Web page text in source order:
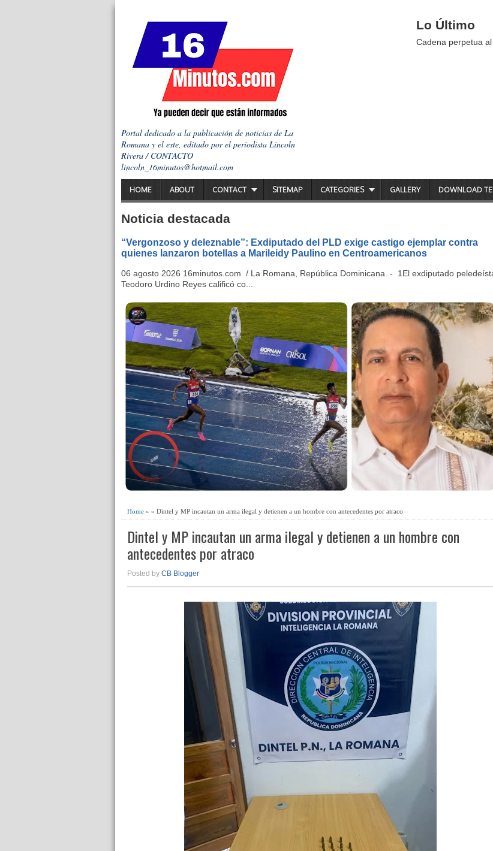
Portal dedicado a la publicación de noticias de La
Romana y el este, editado por el periodista Lincoln
Rivera / CONTACTO
lincoln_16minutos@hotmail.com
Lo Último
Cadena perpetua
HOME ABOUT CONTACT SITEMAP CATEGORIES GALLERY DOWNLOAD
Noticia destacada
“Vergonzoso y deleznable”: Exdiputado del PLD exige castigo ejemplar contra
quienes lanzaron botellas a Marileidy Paulino en Centroamericanos
06 agosto 2026 16minutos.com / La Romana, República Dominicana. - 1El exdiputado
Teodoro Urdino Reyes calificó co...
Home » » Dintel y MP incautan un arma ilegal y detienen a un hombre con antecedentes por atraco
Dintel y MP incautan un arma ilegal y detienen a un hombre con
antecedentes por atraco
Posted by CB Blogger